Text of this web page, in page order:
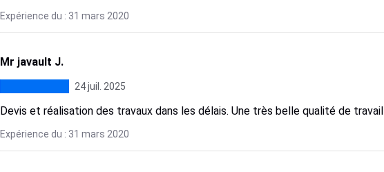
Expérience du : 31 mars 2020
Mr javault J.
24 juil. 2025
Devis et réalisation des travaux dans les délais. Une très belle qualité de travail
Expérience du : 31 mars 2020